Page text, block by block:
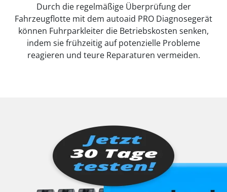
Durch die regelmäßige Überprüfung der
Fahrzeugflotte mit dem autoaid PRO Diagnosegerät
können Fuhrparkleiter die Betriebskosten senken,
indem sie frühzeitig auf potenzielle Probleme
reagieren und teure Reparaturen vermeiden.